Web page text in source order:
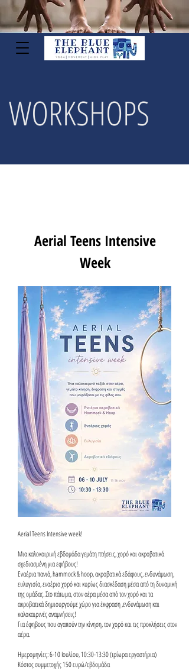
WORKSHOPS
Aerial Teens Intensive
Week
Aerial Teens Intensive week!
Μια καλοκαιρινή εβδομάδα γεμάτη πτήσεις, χορό και ακροβατικά
σχεδιασμένη για εφήβους!
Εναέρια πανιά, hammock & hoop, ακροβατικά εδάφους, ενδυνάμωση,
ευλυγισία, εναέριο χορό και κυρίως διασκέδαση μέσα από τη δυναμική
της ομάδας. Στο πάτωμα, στον αέρα μέσα από τον χορό και τα
ακροβατικά δημιουργούμε χώρο για έκφραση ,ενδυνάμωση και
καλοκαιρινές αναμνήσεις!
Για έφηβους που αγαπούν την κίνηση, τον χορό και τις προκλήσεις στον
αέρα.
Ημερομηνίες: 6-10 Ιουλίου, 10:30-13:30 (τρίωρα εργαστήρια)
Κόστος συμμετοχής 150 ευρώ/εβδομάδα